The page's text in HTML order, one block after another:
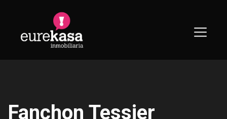
Fanchon Tessier